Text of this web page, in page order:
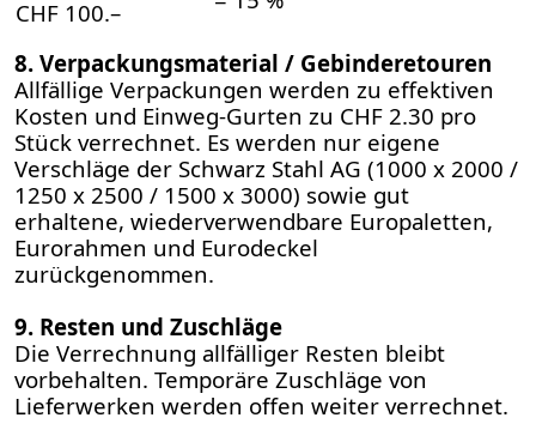
CHF 100.–
8. Verpackungsmaterial / Gebinderetouren
Allfällige Verpackungen werden zu effektiven
Kosten und Einweg-Gurten zu CHF 2.30 pro
Stück verrechnet. Es werden nur eigene
Verschläge der Schwarz Stahl AG (1000 x 2000 /
1250 x 2500 / 1500 x 3000) sowie gut
erhaltene, wiederverwendbare Europaletten,
Eurorahmen und Eurodeckel
zurückgenommen.
9. Resten und Zuschläge
Die Verrechnung allfälliger Resten bleibt
vorbehalten. Temporäre Zuschläge von
Lieferwerken werden offen weiter verrechnet.